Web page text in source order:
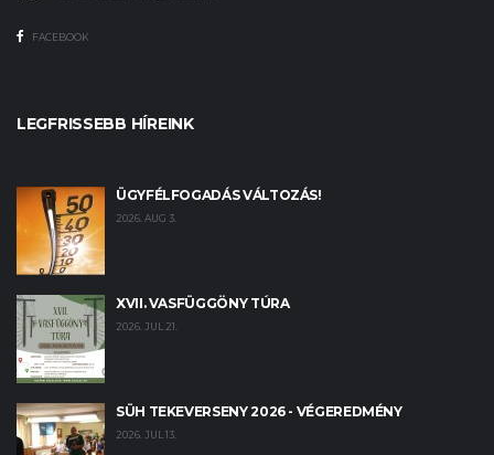
FACEBOOK
LEGFRISSEBB HÍREINK
ÜGYFÉLFOGADÁS VÁLTOZÁS!
2026. AUG 3.
XVII. VASFÜGGÖNY TÚRA
2026. JUL 21.
SÜH TEKEVERSENY 2026 - VÉGEREDMÉNY
2026. JUL 13.